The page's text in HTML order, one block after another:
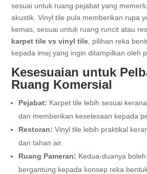
sesuai untuk ruang pejabat yang
akustik. Vinyl tile pula memberikan rupa
kemas, sesuai untuk ruang runcit atau
karpet tile vs vinyl tile , pilihan reka
kepada imej yang ingin ditampilkan oleh
Kesesuaian untuk
Ruang Komersial
Pejabat: Karpet tile lebih sesuai
dan memberikan keselesaan kepada
Restoran: Vinyl tile lebih praktikal
dan tahan air.
Ruang Pameran: Kedua-duanya
bergantung kepada konsep reka